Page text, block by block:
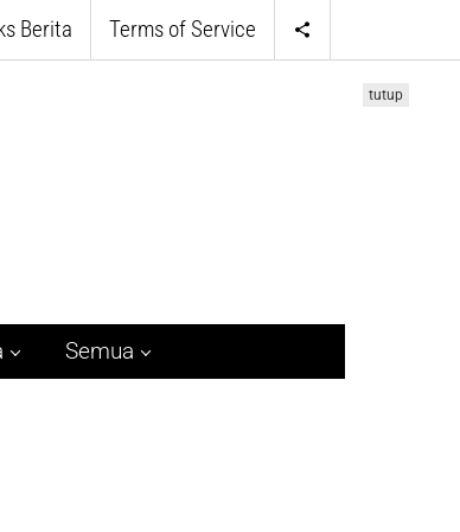
Berita Terms of Service
Semua
tutup